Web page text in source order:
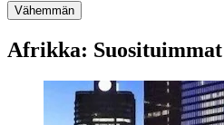
Vähemmän
Afrikka: